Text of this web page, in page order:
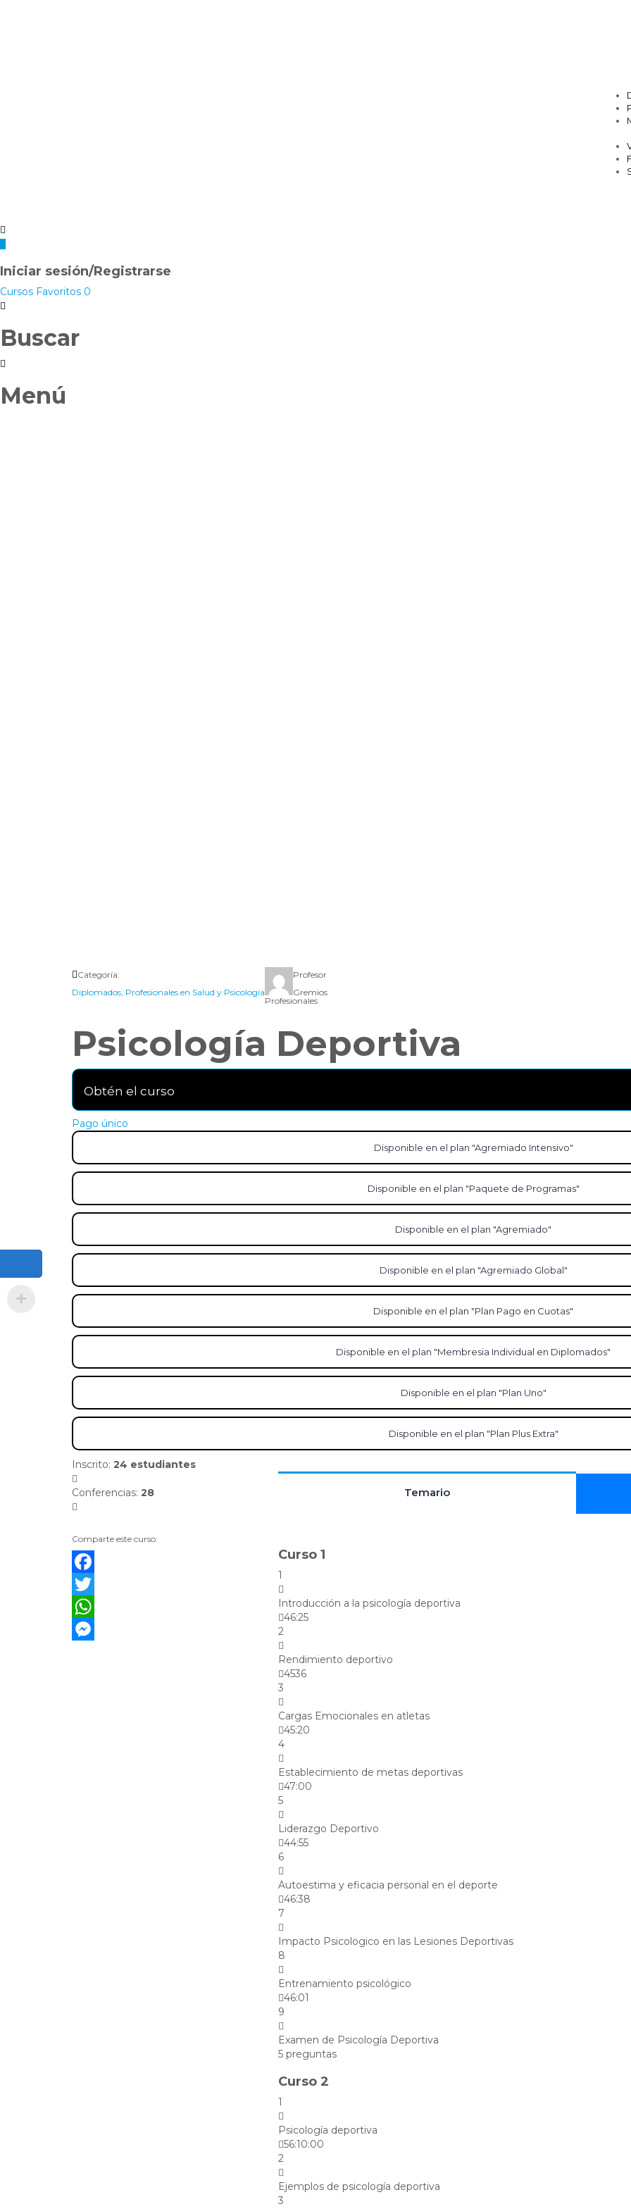
Iniciar sesión/Registrarse
Cursos Favoritos 0
Buscar
Menú
Categoría:
Diplomados, Profesionales en Salud y Psicología
Profesor
Gremios
Profesionales
Psicología Deportiva
Obtén el curso
Pago único
Disponible en el plan "Agremiado Intensivo"
Disponible en el plan "Paquete de Programas"
Disponible en el plan "Agremiado"
Disponible en el plan "Agremiado Global"
Disponible en el plan "Plan Pago en Cuotas"
Disponible en el plan "Membresia Individual en Diplomados"
Disponible en el plan "Plan Uno"
Disponible en el plan "Plan Plus Extra"
Inscrito: 24 estudiantes
Conferencias: 28
Comparte este curso:
Facebook
Twitter
WhatsApp
Temario
Curso 1
1
Introducción a la psicología deportiva
46:25
2
Rendimiento deportivo
4536
3
Cargas Emocionales en atletas
45:20
4
Establecimiento de metas deportivas
47:00
5
Liderazgo Deportivo
44:55
6
Autoestima y eficacia personal en el deporte
46:38
7
Impacto Psicologico en las Lesiones Deportivas
8
Entrenamiento psicológico
46:01
9
Examen de Psicología Deportiva
5 preguntas
Curso 2
1
Psicología deportiva
56:10:00
2
Ejemplos de psicología deportiva
3